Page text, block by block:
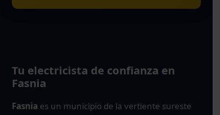
Tu electricista de confianza en
Fasnia
Fasnia es un municipio de la vertiente sureste